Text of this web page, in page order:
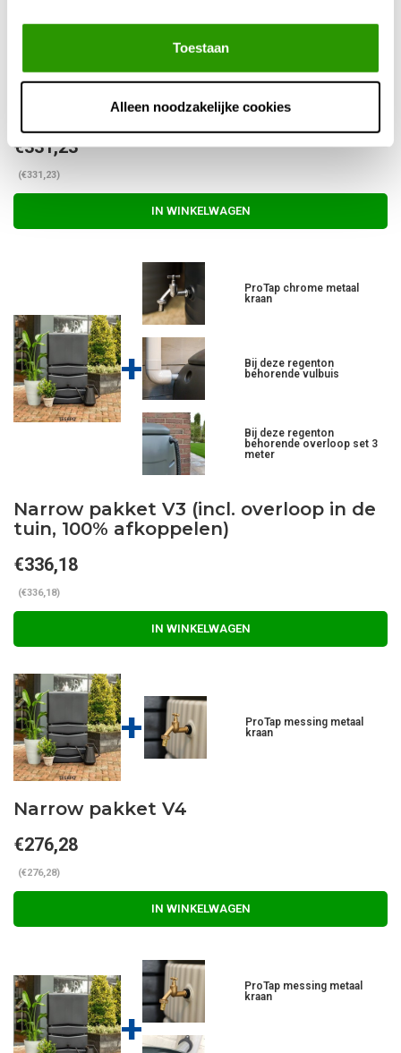
Toestaan
Alleen noodzakelijke cookies
Narrow pakket V2 (incl. overloop in de
€331,23
(€331,23)
IN WINKELWAGEN
+
ProTap chrome metaal
kraan
Bij deze regenton
behorende vulbuis
Bij deze regenton
behorende overloop set 3
meter
Narrow pakket V3 (incl. overloop in de
tuin, 100% afkoppelen)
€336,18
(€336,18)
IN WINKELWAGEN
+
ProTap messing metaal
kraan
Narrow pakket V4
€276,28
(€276,28)
IN WINKELWAGEN
+
ProTap messing metaal
kraan